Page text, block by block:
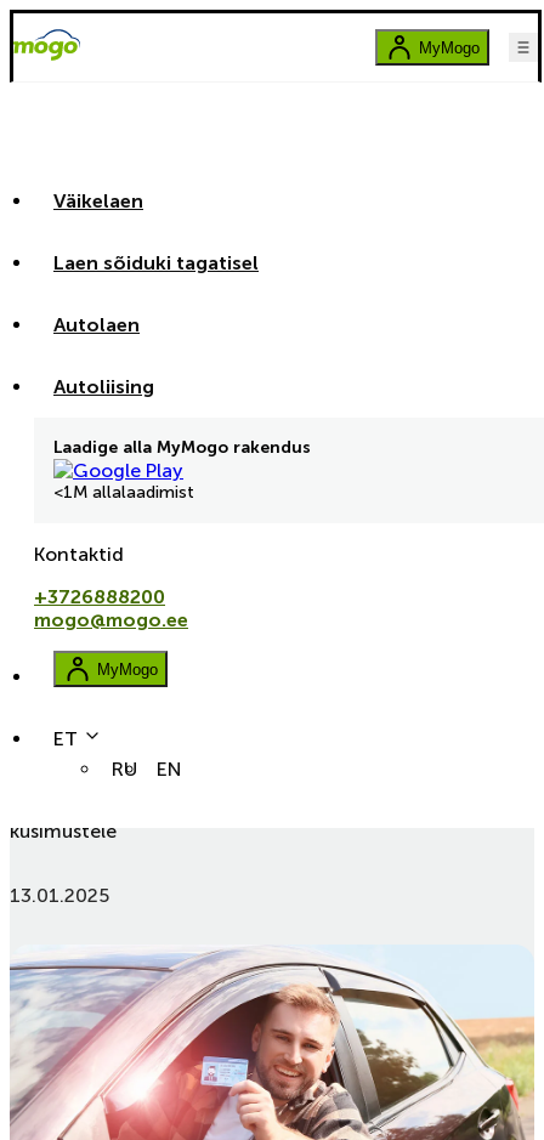
MyMogo
Väikelaen
Laen sõiduki tagatisel
Autolaen
Autoliising
Laadige alla MyMogo rakendus
<1M allalaadimist
Kontaktid
+3726888200
mogo@mogo.ee
MyMogo
ET
RU
EN
dokumendid
küsimustele
13.01.2025